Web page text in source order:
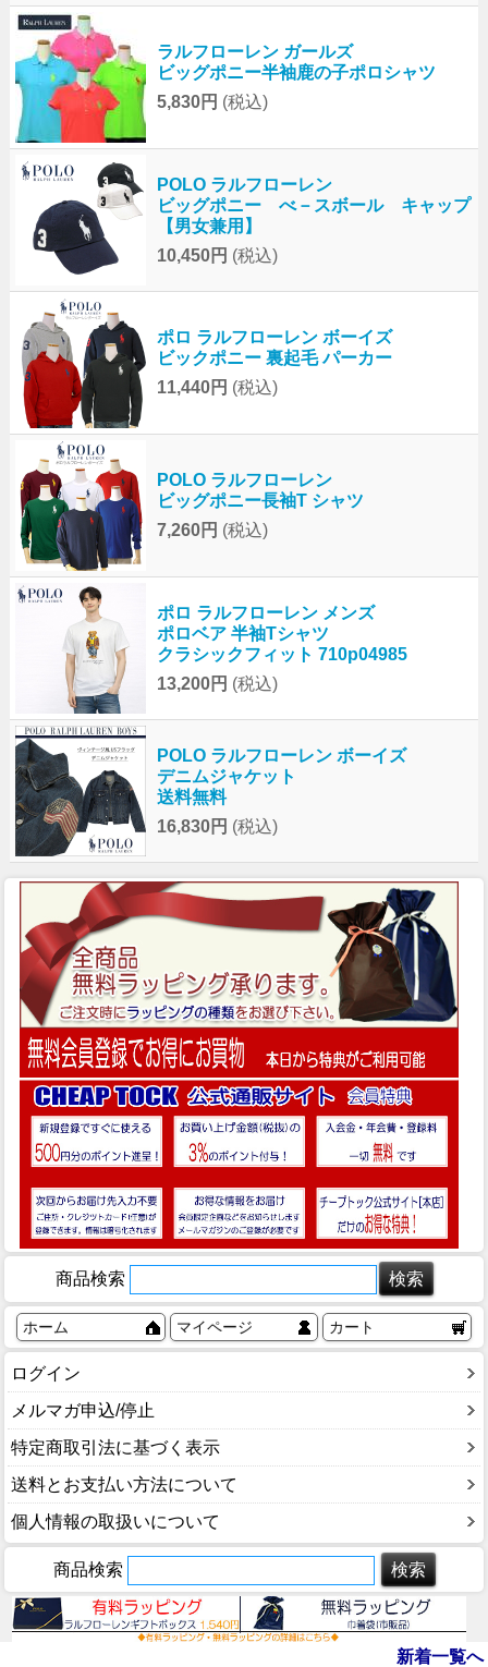
ラルフローレン ガールズ
ビッグポニー半袖鹿の子ポロシャツ
5,830円 (税込)
POLO ラルフローレン
ビッグポニー べ－スボール キャップ
【男女兼用】
10,450円 (税込)
ポロ ラルフローレン ボーイズ
ビックポニー 裏起毛 パーカー
11,440円 (税込)
POLO ラルフローレン
ビッグポニー長袖T シャツ
7,260円 (税込)
ポロ ラルフローレン メンズ
ポロベア 半袖Tシャツ
クラシックフィット 710p04985
13,200円 (税込)
POLO ラルフローレン ボーイズ
デニムジャケット
送料無料
16,830円 (税込)
商品検索
ホーム マイページ カート
ログイン
メルマガ申込/停止
特定商取引法に基づく表示
送料とお支払い方法について
個人情報の取扱いについて
商品検索
新着一覧へ